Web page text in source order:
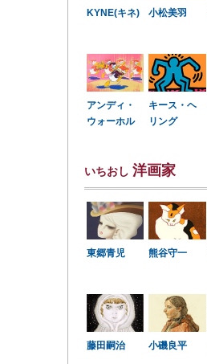
KYNE(キネ) 小松美羽
アンディ・
ウォーホル
キース・ヘ
リング
いちおし 洋画家
東郷青児 熊谷守一
藤田嗣治 小磯良平